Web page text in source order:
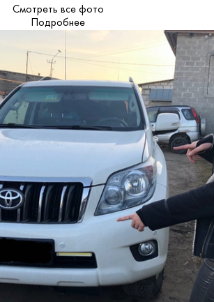
Смотреть все фото
Подробнее